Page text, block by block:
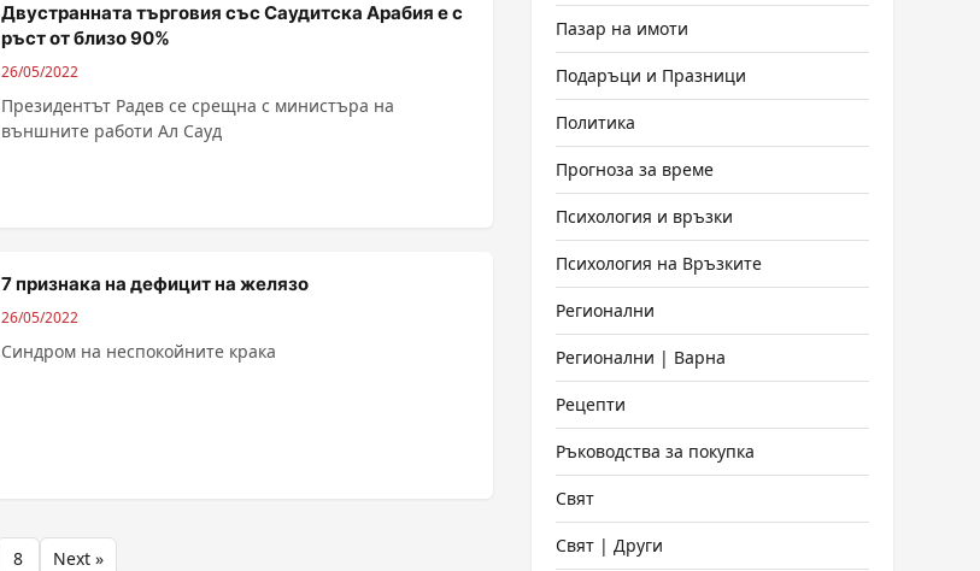
Двустранната търговия със Саудитска Арабия е с
ръст от близо 90%
26/05/2022
Президентът Радев се срещна с министъра на
външните работи Ал Сауд
7 признака на дефицит на желязо
26/05/2022
Синдром на неспокойните крака
8 Next »
Пазар на имоти
Подаръци и Празници
Политика
Прогноза за време
Психология и връзки
Психология на Връзките
Регионални
Регионални | Варна
Рецепти
Ръководства за покупка
Свят
Свят | Други